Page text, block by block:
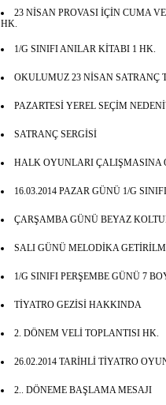
23 NİSAN PROVASI İÇİN CUMA
HK.
1/G SINIFI ANILAR KİTABI 1 HK.
OKULUMUZ 23 NİSAN SATRANÇ
PAZARTESİ YEREL SEÇİM
SATRANÇ SERGİSİ
HALK OYUNLARI ÇALIŞMASINA
16.03.2014 PAZAR GÜNÜ 1/G
ÇARŞAMBA GÜNÜ BEYAZ
SALI GÜNÜ MELODİKA
1/G SINIFI PERŞEMBE GÜNÜ 7
TİYATRO GEZİSİ HAKKINDA
2. DÖNEM VELİ TOPLANTISI HK.
26.02.2014 TARİHLİ TİYATRO
2.. DÖNEME BAŞLAMA MESAJI